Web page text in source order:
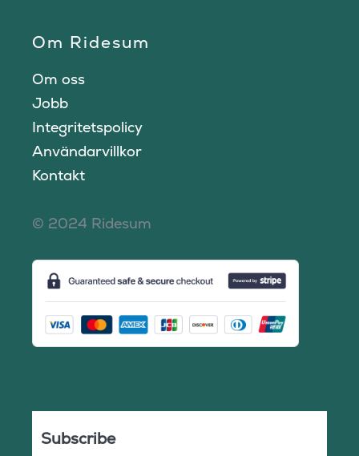
Om Ridesum
Om oss
Jobb
Integritetspolicy
Användarvillkor
Kontakt
© 2024 Ridesum
Subscribe